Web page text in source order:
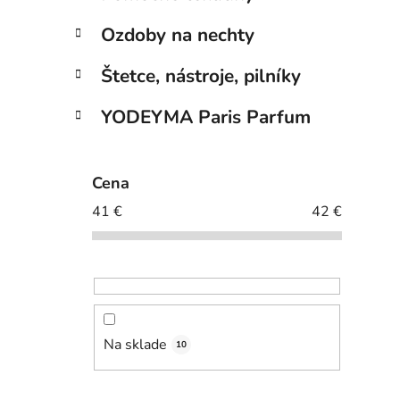
Ozdoby na nechty
Štetce, nástroje, pilníky
YODEYMA Paris Parfum
Cena
41 € 42 €
Na sklade 10